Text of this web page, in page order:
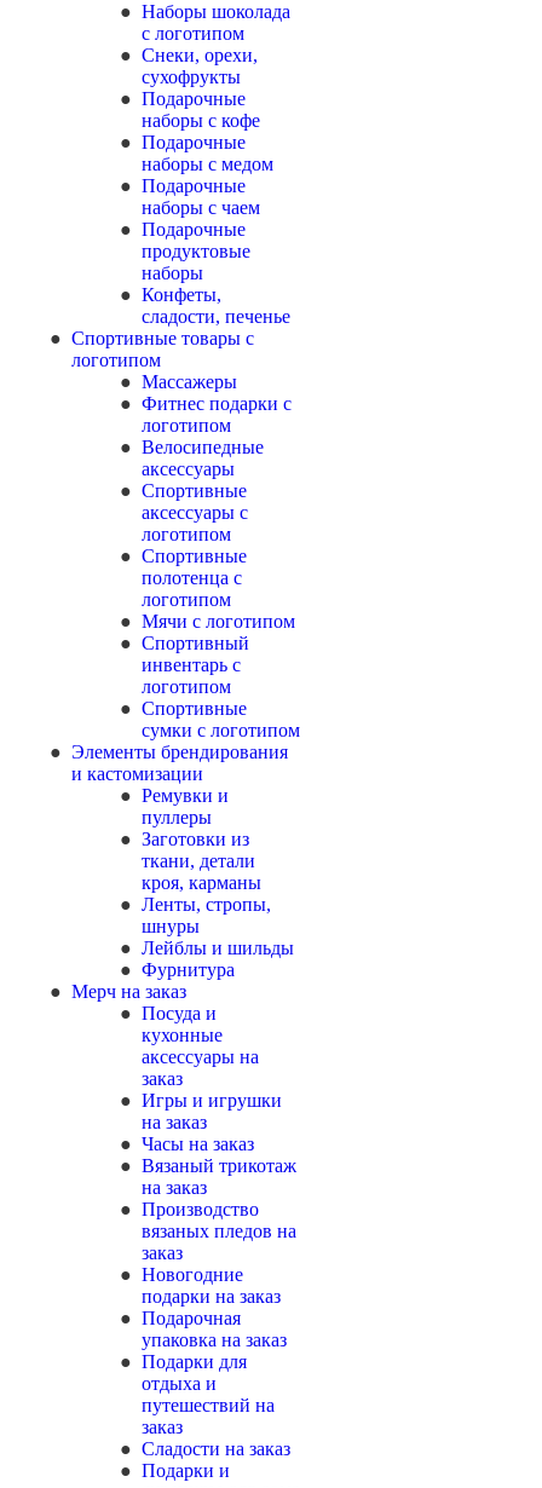
Наборы шоколада
с логотипом
Снеки, орехи,
сухофрукты
Подарочные
наборы с кофе
Подарочные
наборы с медом
Подарочные
наборы с чаем
Подарочные
продуктовые
наборы
Конфеты,
сладости, печенье
Спортивные товары с
логотипом
Массажеры
Фитнес подарки с
логотипом
Велосипедные
аксессуары
Спортивные
аксессуары с
логотипом
Спортивные
полотенца с
логотипом
Мячи с логотипом
Спортивный
инвентарь с
логотипом
Спортивные
сумки с логотипом
Элементы брендирования
и кастомизации
Ремувки и
пуллеры
Заготовки из
ткани, детали
кроя, карманы
Ленты, стропы,
шнуры
Лейблы и шильды
Фурнитура
Мерч на заказ
Посуда и
кухонные
аксессуары на
заказ
Игры и игрушки
на заказ
Часы на заказ
Вязаный трикотаж
на заказ
Производство
вязаных пледов на
заказ
Новогодние
подарки на заказ
Подарочная
упаковка на заказ
Подарки для
отдыха и
путешествий на
заказ
Сладости на заказ
Подарки и